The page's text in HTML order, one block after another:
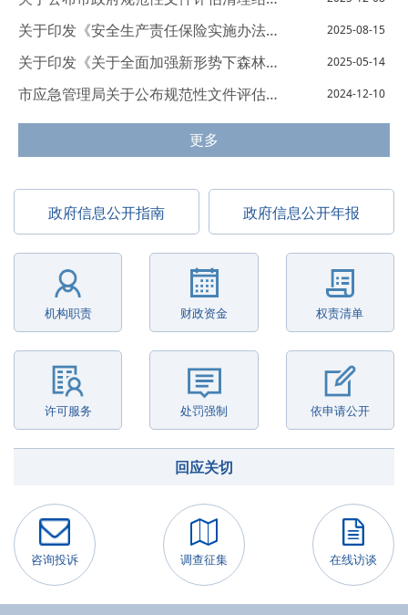
2025-08-15
关于印发《安全生产责任保险实施办法》的通知
2025-05-14
关于印发《关于全面加强新形势下森林防灭...
2024-12-10
市应急管理局关于公布规范性文件评估清理...
更多
政府信息公开指南 政府信息公开年报
机构职责 财政资金 权责清单
许可服务 处罚强制 依申请公开
回应关切
咨询投诉 调查征集 在线访谈